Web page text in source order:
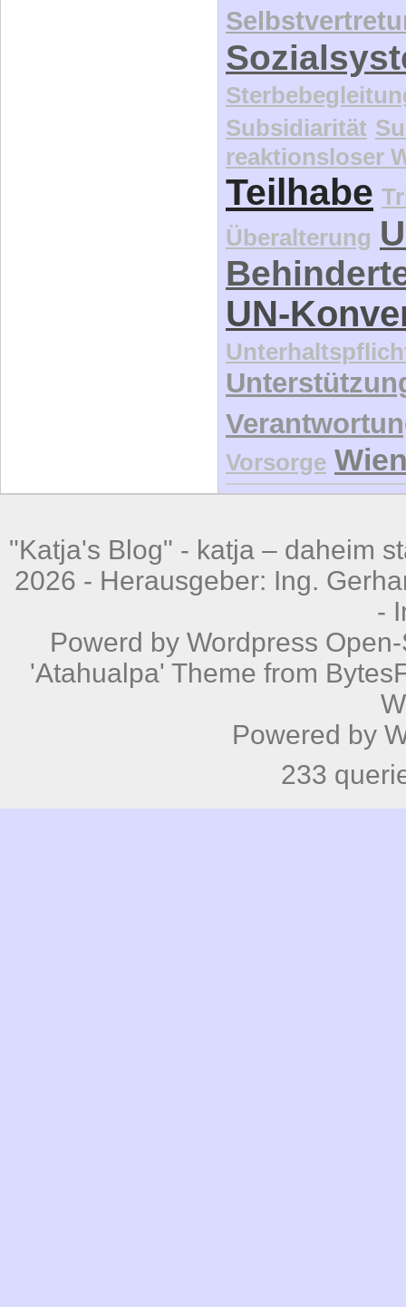
Subsidiarität
reaktionsloser
Teilhabe
Überalterung
UN-
Vorsorge
"Katja's Blog" - katja – daheim
2026 - Herausgeber: Ing.
-
Powerd by Wordpress
'Atahualpa' Theme from
Powered by
233